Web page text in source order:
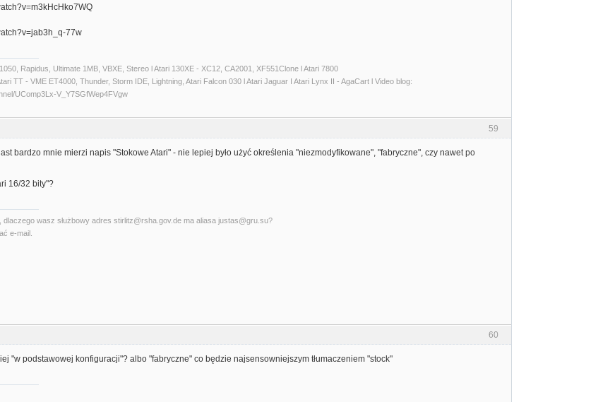
77w
Rapidus, Ultimate 1MB, VBXE, Stereo l Atari 130XE - XC12, CA2001, XF551Clone l Atari 7800
TT - VME ET4000, Thunder, Storm IDE, Lightning, Atari Falcon 030 l Atari Jaguar I Atari Lynx II - AgaCart l Video blog:
UComp3Lx-V_Y7SGfWep4FVgw
59
bardzo mnie mierzi napis "Stokowe Atari" - nie lepiej było użyć określenia "niezmodyfikowane", "fabryczne", czy nawet po
16/32 bity"?
wasz służbowy adres stirlitz@rsha.gov.de ma aliasa justas@gru.su?
e-mail.
60
"w podstawowej konfiguracji"? albo "fabryczne" co będzie najsensowniejszym tłumaczeniem "stock"